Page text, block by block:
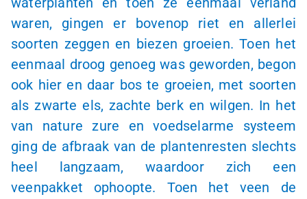
waren, gingen er bovenop riet en allerlei
soorten zeggen en biezen groeien. Toen het
eenmaal droog genoeg was geworden, begon
ook hier en daar bos te groeien, met soorten
als zwarte els, zachte berk en wilgen. In het
van nature zure en voedselarme systeem
ging de afbraak van de plantenresten slechts
heel langzaam, waardoor zich een
veenpakket ophoopte. Toen het veen de